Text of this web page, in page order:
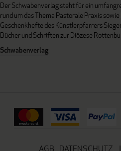
Der Schwabenverlag steht für ein
rund um das Thema Pastorale Praxis
Geschenkhefte des Künstlerpfarrers
Bücher und Schriften zur Diözese
Schwabenverlag
AGB DATENSCHUTZ